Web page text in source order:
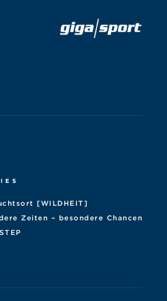
[WILDHEIT]
Zeiten – besondere Chancen